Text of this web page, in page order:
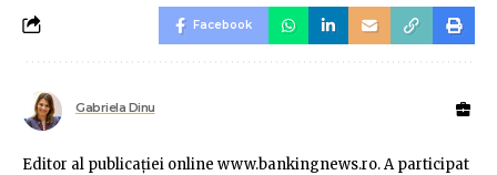
Facebook
Gabriela Dinu
Editor al publicaţiei online www.bankingnews.ro. A participat